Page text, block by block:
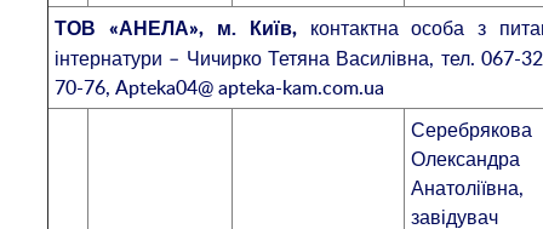
ТОВ «АНЕЛА», м. Київ,контактна особа з
інтернатури – Чичирко Тетяна Василівна, тел. 067-
70-76, Apteka04@ apteka-kam.com.ua
Серебрякова
Олександра
Анатоліївна,
завідувач